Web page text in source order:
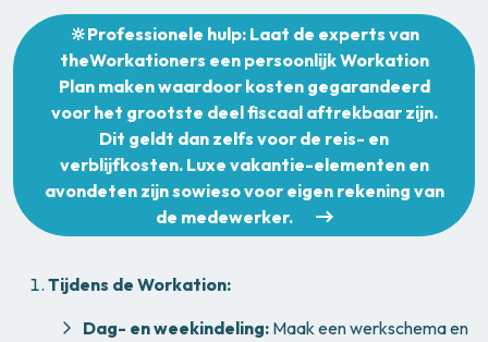
🔆Professionele hulp:Laat de experts van
theWorkationers een persoonlijk Workation
Plan maken waardoor kosten gegarandeerd
voor het grootste deel fiscaal aftrekbaar zijn.
Dit geldt dan zelfs voor de reis- en
verblijfkosten. Luxe vakantie-elementen en
avondeten zijn sowieso voor eigen rekening van
de medewerker.
Tijdens de Workation:
Dag- en weekindeling: Maak een werkschema en